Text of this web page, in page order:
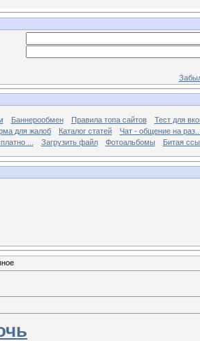
Баннерообмен Правила топа сайтов
Тест для
для жалоб Каталог статей
Чат - общение на
...
Загрузить файл Фотоальбомы Битая